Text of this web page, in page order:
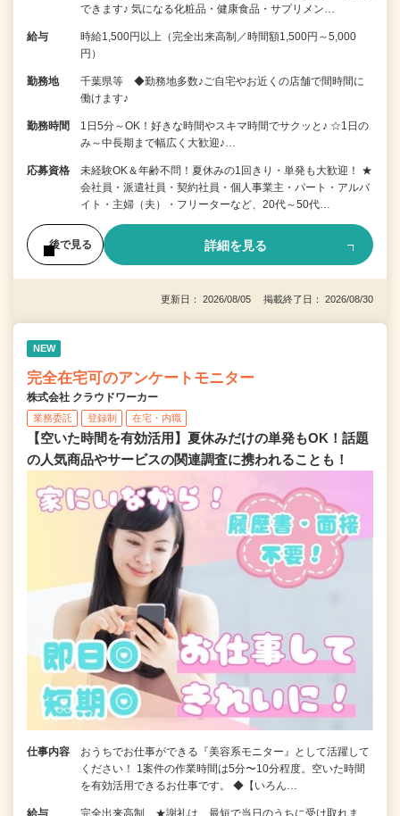
できます♪ 気になる化粧品・健康食品・サプリメン…
給与
時給1,500円以上（完全出来高制／時間額1,500円～5,000
円）
勤務地
千葉県等 ◆勤務地多数♪ご自宅やお近くの店舗で間時間に
働けます♪
勤務時間
1日5分～OK！好きな時間やスキマ時間でサクッと♪ ☆1日の
み～中長期まで幅広く大歓迎♪…
応募資格
未経験OK＆年齢不問！夏休みの1回きり・単発も大歓迎！ ★
会社員・派遣社員・契約社員・個人事業主・パート・アルバ
イト・主婦（夫）・フリーターなど、20代～50代…
後で見る 詳細を見る
更新日： 2026/08/05 掲載終了日： 2026/08/30
NEW
完全在宅可のアンケートモニター
株式会社 クラウドワーカー
業務委託 登録制 在宅・内職
【空いた時間を有効活用】夏休みだけの単発もOK！話題
の人気商品やサービスの関連調査に携われることも！
仕事内容
おうちでお仕事ができる『美容系モニター』として活躍して
ください！ 1案件の作業時間は5分〜10分程度。空いた時間
を有効活用できるお仕事です。 ◆【いろん…